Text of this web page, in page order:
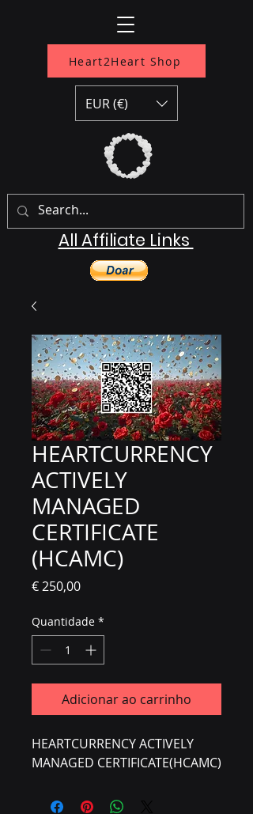
Heart2Heart Shop
All Affiliate Links
EUR (€)
HEARTCURRENCY
ACTIVELY
MANAGED
CERTIFICATE
(HCAMC)
€ 250,00Preço
Quantidade *
Adicionar ao carrinho
HEARTCURRENCY ACTIVELY
MANAGED CERTIFICATE(HCAMC)